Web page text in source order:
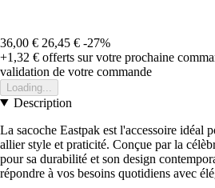
36,00 € 26,45 € -27%
+1,32 € offerts sur votre prochaine
validation de votre commande
Loading...
Description
La sacoche Eastpak est l'accessoire idéal
allier style et praticité. Conçue par la
pour sa durabilité et son design
répondre à vos besoins quotidiens avec